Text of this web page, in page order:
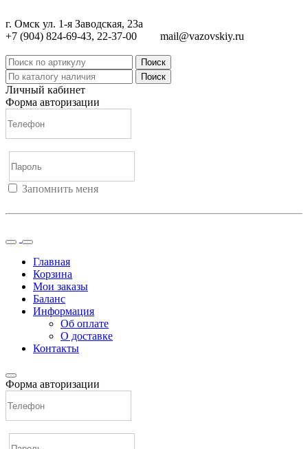
г. Омск ул. 1-я Заводская, 23а
+7 (904) 824-69-43, 22-37-00
mail@vazovskiy.ru
Поиск
Поиск
Личный кабинет
Форма авторизации
Запомнить меня
Главная
Корзина
Мои заказы
Баланс
Информация
Об оплате
О доставке
Контакты
Форма авторизации